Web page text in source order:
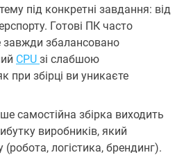
під конкретні завдання: від
Готові ПК часто
збалансовано
CPU зі слабшою
при збірці ви уникаєте
самостійна збірка виходить
виробників, який
(робота, логістика, брендинг).